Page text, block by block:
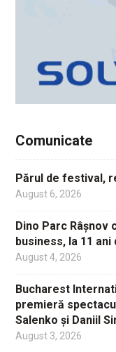
Comunicate
Părul de festival,
August 6, 2026
Dino Parc Râșnov
business, la 11
August 4, 2026
Bucharest
premieră
Salenko și Daniil
August 3, 2026